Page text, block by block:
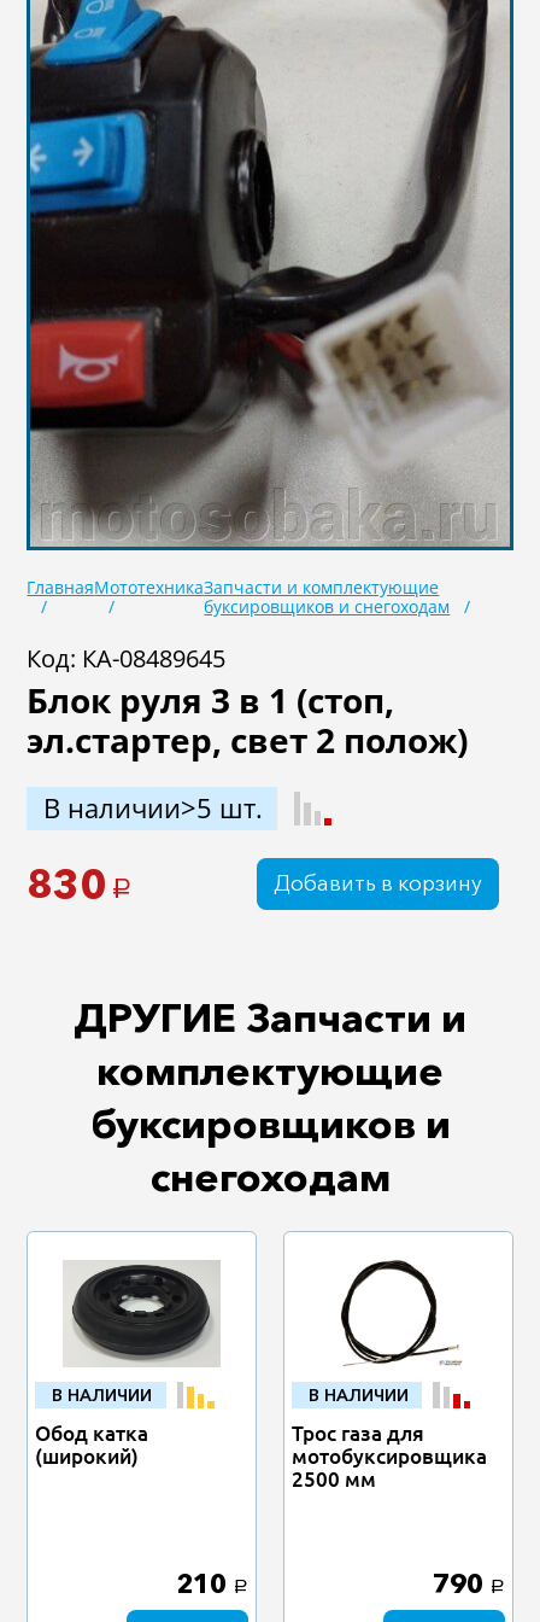
Масла
Крепеж колесный
Мототехника
Садовая техника
Инструмент
Лодки и моторы
Активный отдых
Электроинструмент
ГлавнаяМототехникаЗапчасти и комплектующие
буксировщиков и снегоходам
Код: КА-08489645
Блок руля 3 в 1 (стоп,
эл.стартер, свет 2 полож)
В наличии>5 шт.
830 a Добавить в корзину
ДРУГИЕ Запчасти и
комплектующие
буксировщиков и
снегоходам
В НАЛИЧИИ
Обод катка
(широкий)
210 a
В НАЛИЧИИ
Трос газа для
мотобуксировщика
2500 мм
790 a